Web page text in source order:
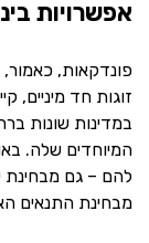
אפשרויות
פונדקאות,
זוגות חד מיניים,
במדינות שונות
המיוחדים שלה.
להם – גם מבחינת
מבחינת התנאים